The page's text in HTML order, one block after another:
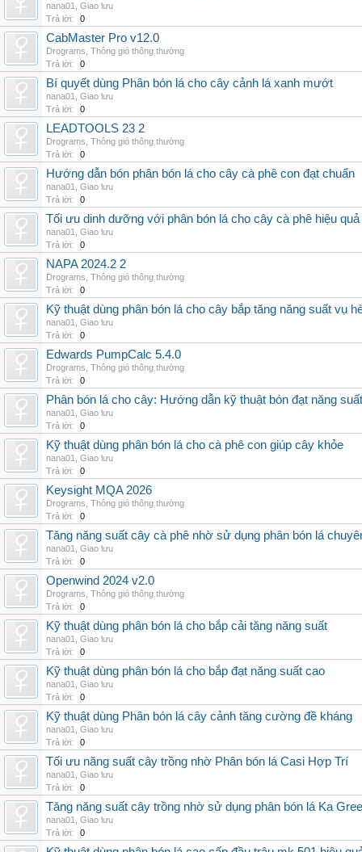
nana01
Giao lưu
Trả lời:
0
CabMaster Pro v12.0
Drograms Thông gió thông thường
Trả lời:
0
Bí quyết dùng Phân bón lá cho cây cảnh lá xanh mướt
nana01
Giao lưu
Trả lời:
0
LEADTOOLS 23 2
Drograms Thông gió thông thường
Trả lời:
0
Hướng dẫn bón phân bón lá cho cây cà phê con đạt chuẩn
nana01
Giao lưu
Trả lời:
0
Tối ưu dinh dưỡng với phân bón lá cho cây cà phê hiệu quả
nana01
Giao lưu
Trả lời:
0
NAPA 2024.2 2
Drograms Thông gió thông thường
Trả lời:
0
Kỹ thuật dùng phân bón lá cho cây bắp tăng năng suất vụ
nana01
Giao lưu
Trả lời:
0
Edwards PumpCalc 5.4.0
Drograms Thông gió thông thường
Trả lời:
0
Phân bón lá cho cây: Hướng dẫn kỹ thuật bón đạt năng suất
nana01
Giao lưu
Trả lời:
0
Kỹ thuật dùng phân bón lá cho cà phê con giúp cây khỏe
nana01
Giao lưu
Trả lời:
0
Keysight MQA 2026
Drograms Thông gió thông thường
Trả lời:
0
Tăng năng suất cây cà phê nhờ sử dụng phân bón lá
nana01
Giao lưu
Trả lời:
0
Openwind 2024 v2.0
Drograms Thông gió thông thường
Trả lời:
0
Kỹ thuật dùng phân bón lá cho bắp cải tăng năng suất
nana01
Giao lưu
Trả lời:
0
Kỹ thuật dùng phân bón lá cho bắp đạt năng suất cao
nana01
Giao lưu
Trả lời:
0
Kỹ thuật dùng Phân bón lá cây cảnh tăng cường đề kháng
nana01
Giao lưu
Trả lời:
0
Tối ưu năng suất cây trồng nhờ Phân bón lá Casi Hợp Trí
nana01
Giao lưu
Trả lời:
0
Tăng năng suất cây trồng nhờ sử dụng phân bón lá Ka
nana01
Giao lưu
Trả lời:
0